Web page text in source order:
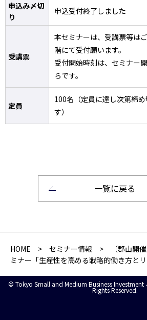
申込み〆切
り
申込受付終了しました
受講票
本セミナーは、受講票等は
階にて受付願います。
受付開始時刻は、セミナー
らです。
定員
100名（定員に達し次第締
す）
一覧に戻る
HOME > セミナー情報 > 〔郡山開催
ミナー「生産性を高める戦略的働き方とリ
© Tokyo Small and Medium Business
Rights Reserved.